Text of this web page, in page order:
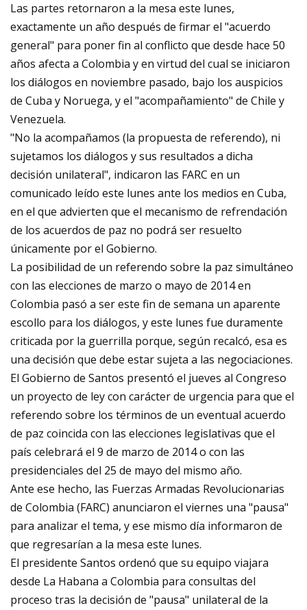
Las partes retornaron a la mesa este lunes,
exactamente un año después de firmar el "acuerdo
general" para poner fin al conflicto que desde hace 50
años afecta a Colombia y en virtud del cual se iniciaron
los diálogos en noviembre pasado, bajo los auspicios
de Cuba y Noruega, y el "acompañamiento" de Chile y
Venezuela.
"No la acompañamos (la propuesta de referendo), ni
sujetamos los diálogos y sus resultados a dicha
decisión unilateral", indicaron las FARC en un
comunicado leído este lunes ante los medios en Cuba,
en el que advierten que el mecanismo de refrendación
de los acuerdos de paz no podrá ser resuelto
únicamente por el Gobierno.
La posibilidad de un referendo sobre la paz simultáneo
con las elecciones de marzo o mayo de 2014 en
Colombia pasó a ser este fin de semana un aparente
escollo para los diálogos, y este lunes fue duramente
criticada por la guerrilla porque, según recalcó, esa es
una decisión que debe estar sujeta a las negociaciones.
El Gobierno de Santos presentó el jueves al Congreso
un proyecto de ley con carácter de urgencia para que el
referendo sobre los términos de un eventual acuerdo
de paz coincida con las elecciones legislativas que el
país celebrará el 9 de marzo de 2014 o con las
presidenciales del 25 de mayo del mismo año.
Ante ese hecho, las Fuerzas Armadas Revolucionarias
de Colombia (FARC) anunciaron el viernes una "pausa"
para analizar el tema, y ese mismo día informaron de
que regresarían a la mesa este lunes.
El presidente Santos ordenó que su equipo viajara
desde La Habana a Colombia para consultas del
proceso tras la decisión de "pausa" unilateral de la